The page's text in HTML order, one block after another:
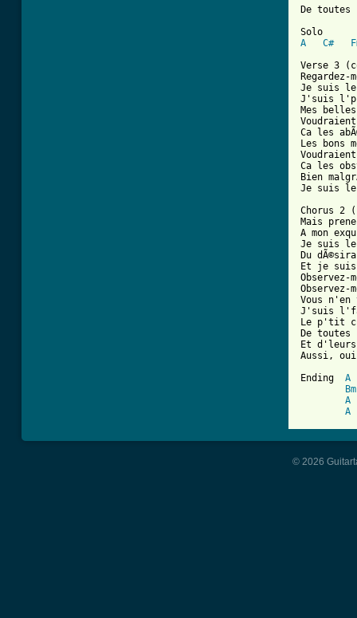
De toutes
A
C#
Verse 3
Je suis
J'suis
Mes
Ca les
Les bons
Ca les
Bien
Je suis
Chorus 2
Mais
A mon
Je suis
Du
Et je
Observez-
Vous n'en
J'suis
Le p'tit
De toutes
Et
Aussi, oui
A
Bm
A
A
© 2026